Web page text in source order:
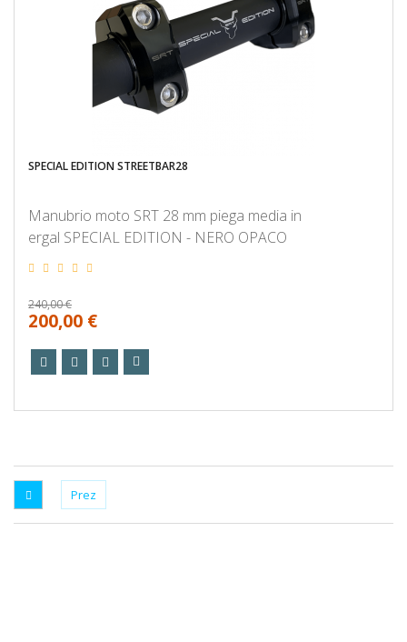
SPECIAL EDITION STREETBAR28
Manubrio moto SRT 28 mm piega media in
ergal SPECIAL EDITION - NERO OPACO
240,00 €
200,00 €